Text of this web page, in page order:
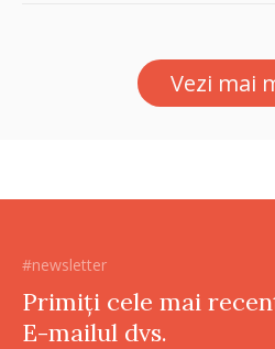
Vezi mai
#newsletter
Primiți cele mai
E-mailul dvs.